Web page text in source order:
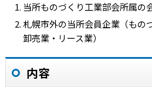
当所ものづくり工業部会所属の
札幌市外の当所会員企業（もの
卸売業・リース業）
内容